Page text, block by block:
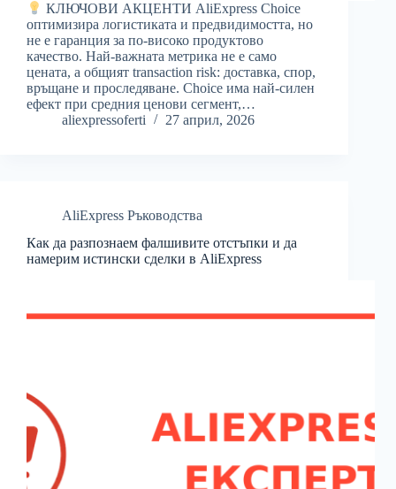
КЛЮЧОВИ АКЦЕНТИ AliExpress Choice
оптимизира логистиката и предвидимостта, но
не е гаранция за по-високо продуктово
качество. Най-важната метрика не е само
цената, а общият transaction risk: доставка, спор,
връщане и проследяване. Choice има най-силен
ефект при средния ценови сегмент,…
aliexpressoferti
27 април, 2026
AliExpress Ръководства
Как да разпознаем фалшивите отстъпки и да
намерим истински сделки в AliExpress